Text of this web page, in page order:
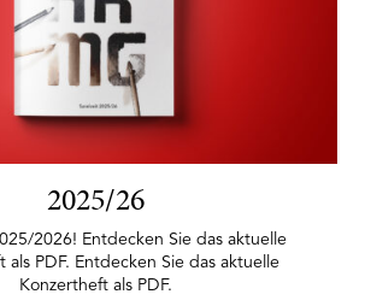
2025/26
2026! Entdecken Sie das aktuelle
als PDF. Entdecken Sie das aktuelle
Konzertheft als PDF.